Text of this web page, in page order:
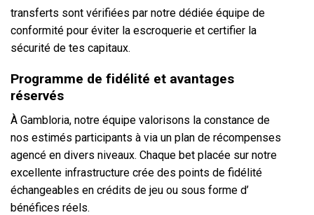
transferts sont vérifiées par notre dédiée équipe de
conformité pour éviter la escroquerie et certifier la
sécurité de tes capitaux.
Programme de fidélité et avantages
réservés
À Gambloria, notre équipe valorisons la constance de
nos estimés participants à via un plan de récompenses
agencé en divers niveaux. Chaque bet placée sur notre
excellente infrastructure crée des points de fidélité
échangeables en crédits de jeu ou sous forme d’
bénéfices réels.